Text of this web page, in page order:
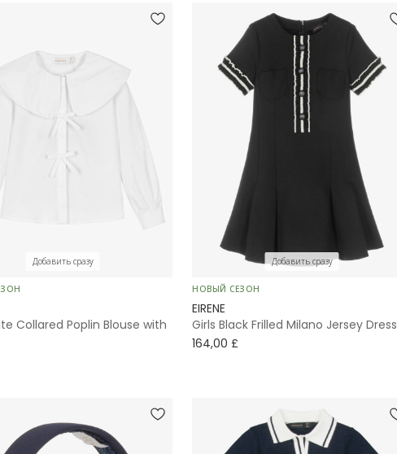
Добавить сразу
Collared Poplin Blouse with
Добавить сразу
НОВЫЙ СЕЗОН
EIRENE
Girls Black Frilled Milano Jersey Dress
164,00 £